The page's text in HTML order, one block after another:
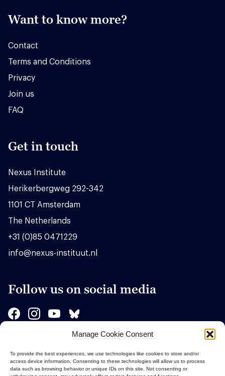
Manage Cookie Consent
To provide the best experiences, we use technologies like cookies to store and/or
access device information. Consenting to these technologies will allow us to process
data such as browsing behavior or unique IDs on this site. Not consenting or
Want to know more?
Contact
Terms and Conditions
Privacy
Join us
FAQ
Get in touch
Nexus Institute
Herikerbergweg 292-342
1101 CT Amsterdam
The Netherlands
+31 (0)85 0471229
info@nexus-instituut.nl
Follow us on social media